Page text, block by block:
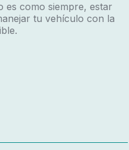
es como siempre, estar
tu vehículo con la